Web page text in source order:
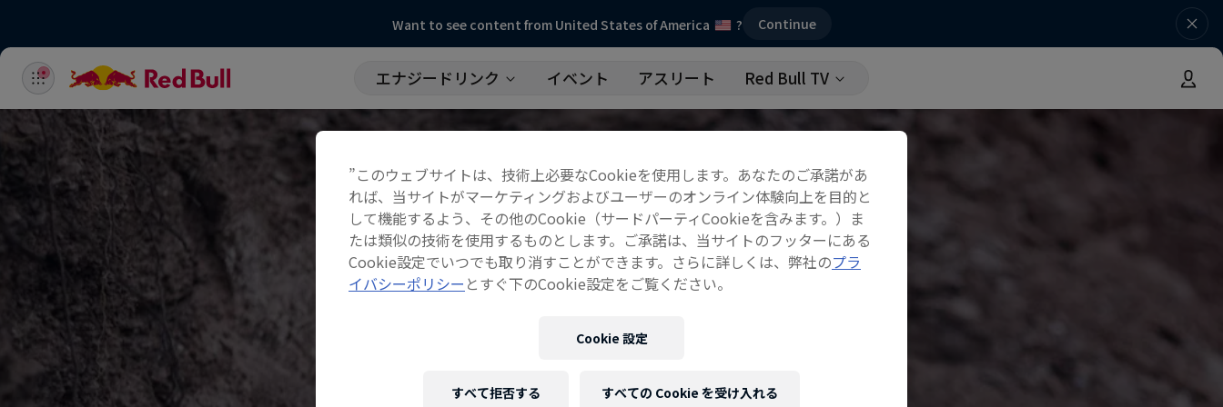
Want to see content from United States of America ? Continue
エナジードリンク イベント アスリート Red Bull TV
”このウェブサイトは、技術上必要なCookieを使用します。あなたのご承諾があ
れば、当サイトがマーケティングおよびユーザーのオンライン体験向上を目的と
して機能するよう、その他のCookie（サードパーティCookieを含みます。）ま
たは類似の技術を使用するものとします。ご承諾は、当サイトのフッターにある
Cookie設定でいつでも取り消すことができます。さらに詳しくは、弊社のプラ
イバシーポリシー とすぐ下のCookie設定をご覧ください。
Cookie 設定
すべて拒否する すべての Cookie を受け入れる